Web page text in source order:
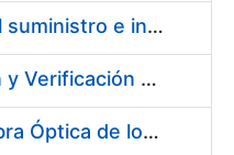
Acuerdo marco para el suministro e instalación de persianas, estores y otros complementos
Servicio de Calibración y Verificación Externa de los Equipos de Medición del Servicio de Prevención de la FNMT-RCM
Conexión mediante Fibra Óptica de los Centros de Proceso de Datos (CPDs) de las sedes de la FNMT-RCM de Burgos y Madrid